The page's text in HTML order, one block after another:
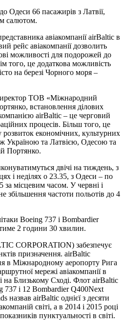
Одеси 66 пасажирів з Латвії,
салютом.
авіакомпанії airBaltic в
рейс авіакомпанії дозволить
можливості для подорожей до
того, це додаткова можливість
на березі Чорного моря –
ТОВ «Міжнародний
встановлення ділових
airBaltic – це черговий
процесів. Більш того, це
розвиток економічних, культурних
Україною та Латвією, Одесою та
Портянко.
двічі на тиждень, з
і неділях о 23.35, з Одеси – по
за місцевим часом. У червні і
збільшення частоти польотів до 4
Boeing 737 і Bombardier
2 години 30 хвилин.
CORPORATION) забезпечує
призначення. airBaltic
в Міжнародному аеропорту Рига
мережі авіакомпанії в
на Близькому Сході. Флот airBaltic
737 і 12 Bombardier Q400Next
назвав airBaltic однієї з десяти
світі, а в 2014 і 2015 році
пунктуальності в світі.